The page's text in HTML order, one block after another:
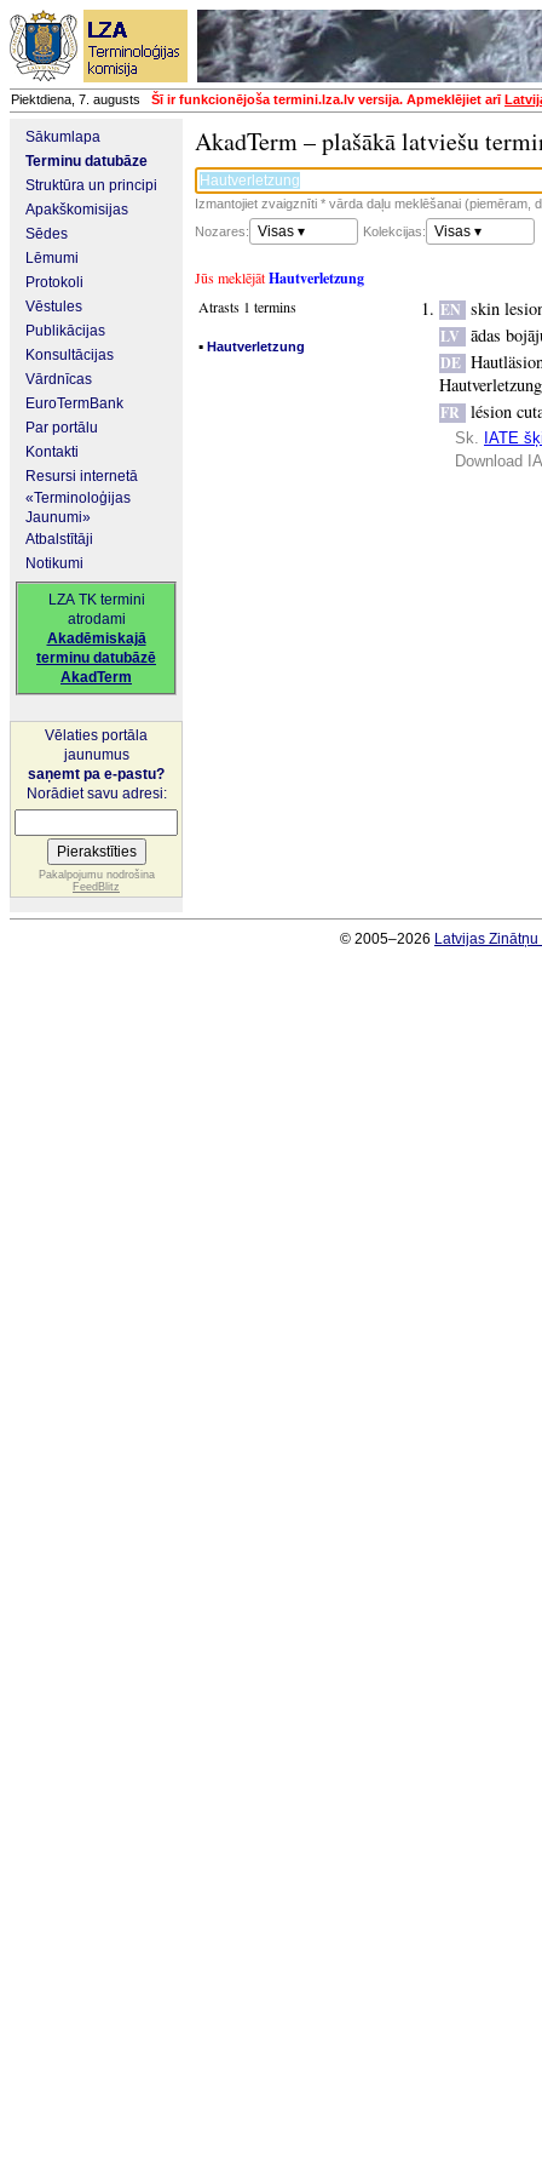
Piektdiena, 7. augusts Šī ir funkcionējoša termini.lza.lv versija. Apmeklējiet arī
Sākumlapa
Terminu datubāze
Struktūra un principi
Apakškomisijas
Sēdes
Lēmumi
Protokoli
Vēstules
Publikācijas
Konsultācijas
Vārdnīcas
EuroTermBank
Par portālu
Kontakti
Resursi internetā
«Terminoloģijas
Jaunumi»
Atbalstītāji
Notikumi
LZA TK termini
atrodami
Akadēmiskajā
terminu datubāzē
AkadTerm
Vēlaties portāla
jaunumus
saņemt pa e-pastu?
Norādiet savu adresi:
Pakalpojumu nodrošina
FeedBlitz
AkadTerm – plašākā latviešu
Izmantojiet zvaigznīti * vārda daļu meklēšanai (piemēram,
Nozares:
Visas ▾ Kolekcijas: Visas ▾
Jūs meklējātHautverletzung
Atrasts 1 termins
▪ Hautverletzung
EN skin
LV ādas
DE
Hautverletzung
FR lésion
Sk. IATE
Download
© 2005–2026 Latvijas